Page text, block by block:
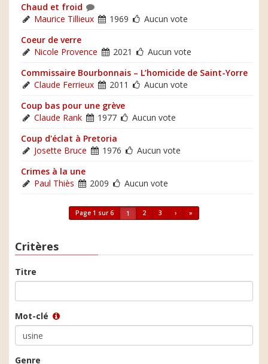
Chaud et froid
Maurice Tillieux
1969
Aucun vote
Coeur de verre
Nicole Provence
2021
Aucun vote
Commissaire Bourbonnais – L’homicide de Saint-Yorre
Claude Ferrieux
2011
Aucun vote
Coup bas pour une grève
Claude Rank
1977
Aucun vote
Coup d'éclat à Pretoria
Josette Bruce
1976
Aucun vote
Crimes à la une
Paul Thiès
2009 Aucun vote
Page 1 sur 6 1 2 3 › »
Critères
Titre
Mot-clé
Genre